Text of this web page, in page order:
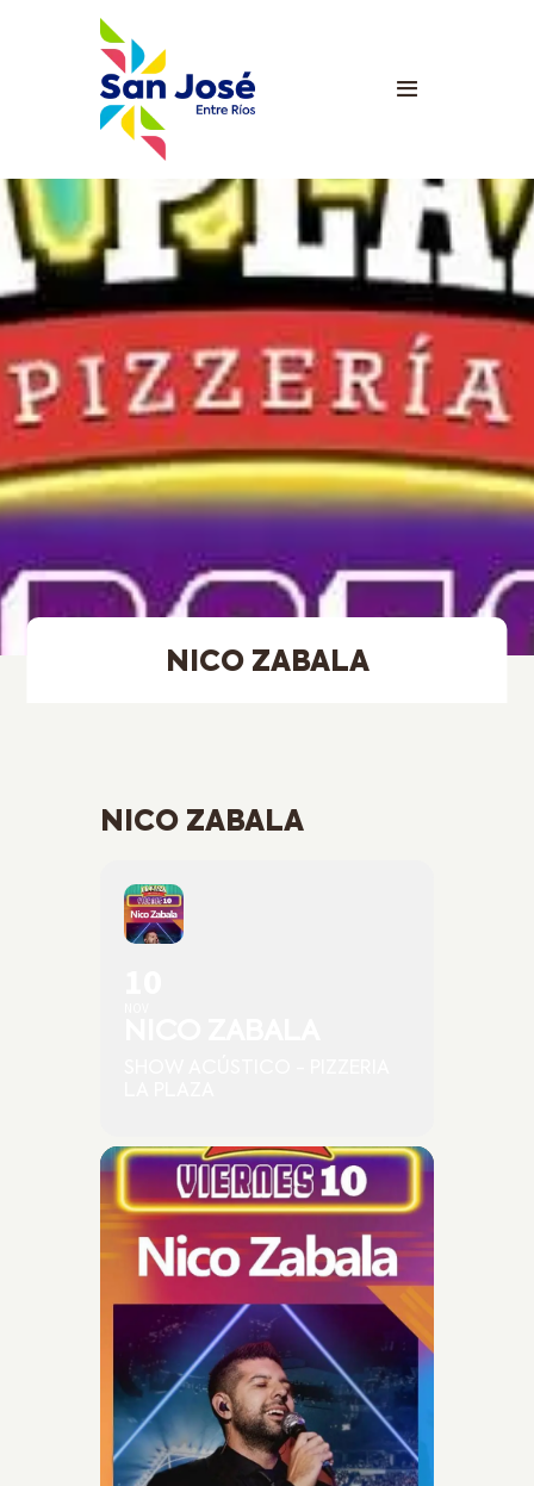
NICO ZABALA
NICO ZABALA